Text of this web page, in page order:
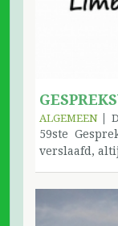
van de
conferentie
van een
PW €20 en
Dronkaards’
ALGEMEEN
59ste
verslaafd,
Er kan wel
zaterdag